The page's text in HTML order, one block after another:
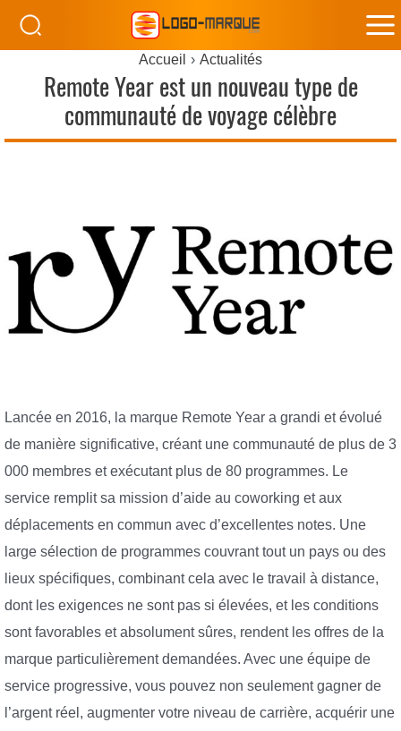
Accueil Actualités
Remote Year est un nouveau type de
communauté de voyage célèbre
Lancée en 2016, la marque Remote Year a grandi et évolué
de manière significative, créant une communauté de plus de 3
000 membres et exécutant plus de 80 programmes. Le
service remplit sa mission d’aide au coworking et aux
déplacements en commun avec d’excellentes notes. Une
large sélection de programmes couvrant tout un pays ou des
lieux spécifiques, combinant cela avec le travail à distance,
dont les exigences ne sont pas si élevées, et les conditions
sont favorables et absolument sûres, rendent les offres de la
marque particulièrement demandées. Avec une équipe de
service progressive, vous pouvez non seulement gagner de
l’argent réel, augmenter votre niveau de carrière, acquérir une